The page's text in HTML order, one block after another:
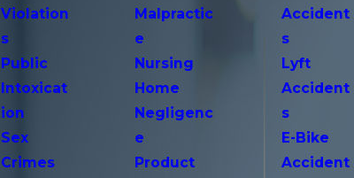
Violation
s
Public
Intoxicat
ion
Sex
Crimes
Malpractic
e
Nursing
Home
Negligenc
e
Product
Accident
s
Lyft
Accident
s
E-Bike
Accident